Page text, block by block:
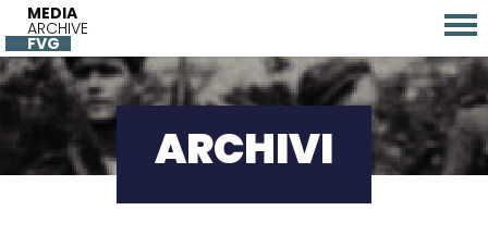
MEDIA
ARCHIVE
FVG
ARCHIVI